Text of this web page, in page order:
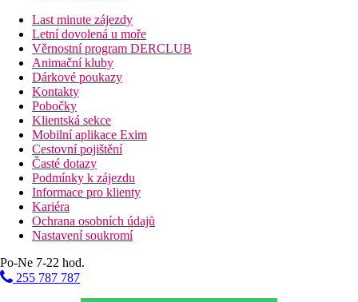
Last minute zájezdy
Letní dovolená u moře
Věrnostní program DERCLUB
Animační kluby
Dárkové poukazy
Kontakty
Pobočky
Klientská sekce
Mobilní aplikace Exim
Cestovní pojištění
Časté dotazy
Podmínky k zájezdu
Informace pro klienty
Kariéra
Ochrana osobních údajů
Nastavení soukromí
Po-Ne 7-22 hod.
255 787 787